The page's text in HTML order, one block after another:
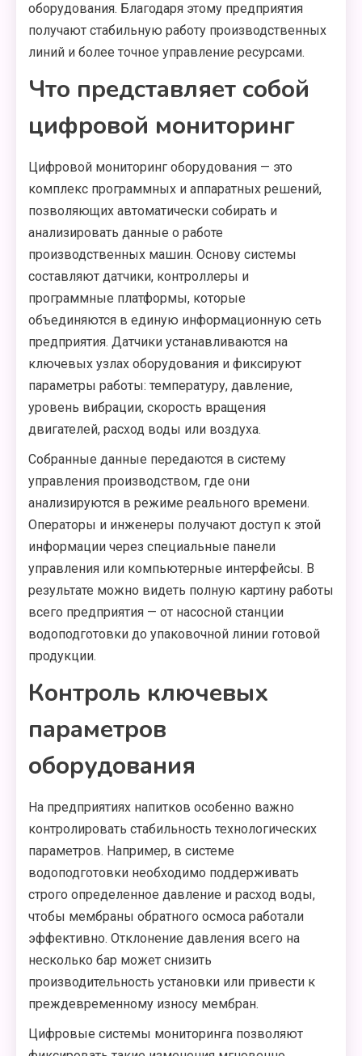
оборудования. Благодаря этому предприятия
получают стабильную работу производственных
линий и более точное управление ресурсами.
Что представляет собой
цифровой мониторинг
Цифровой мониторинг оборудования — это
комплекс программных и аппаратных решений,
позволяющих автоматически собирать и
анализировать данные о работе
производственных машин. Основу системы
составляют датчики, контроллеры и
программные платформы, которые
объединяются в единую информационную сеть
предприятия. Датчики устанавливаются на
ключевых узлах оборудования и фиксируют
параметры работы: температуру, давление,
уровень вибрации, скорость вращения
двигателей, расход воды или воздуха.
Собранные данные передаются в систему
управления производством, где они
анализируются в режиме реального времени.
Операторы и инженеры получают доступ к этой
информации через специальные панели
управления или компьютерные интерфейсы. В
результате можно видеть полную картину работы
всего предприятия — от насосной станции
водоподготовки до упаковочной линии готовой
продукции.
Контроль ключевых
параметров
оборудования
На предприятиях напитков особенно важно
контролировать стабильность технологических
параметров. Например, в системе
водоподготовки необходимо поддерживать
строго определенное давление и расход воды,
чтобы мембраны обратного осмоса работали
эффективно. Отклонение давления всего на
несколько бар может снизить
производительность установки или привести к
преждевременному износу мембран.
Цифровые системы мониторинга позволяют